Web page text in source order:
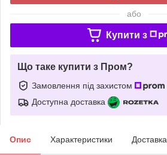
або
Купити з
Що таке купити з Пром?
Замовлення під захистом
Доступна доставка
Опис Характеристики Доставка